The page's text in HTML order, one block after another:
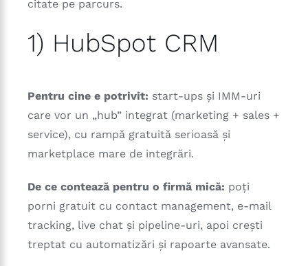
citate pe parcurs.
1) HubSpot CRM
Pentru cine e potrivit: start-ups și IMM-uri
care vor un „hub” integrat (marketing + sales +
service), cu rampă gratuită serioasă și
marketplace mare de integrări.
De ce contează pentru o firmă mică: poți
porni gratuit cu contact management, e-mail
tracking, live chat și pipeline-uri, apoi crești
treptat cu automatizări și rapoarte avansate.